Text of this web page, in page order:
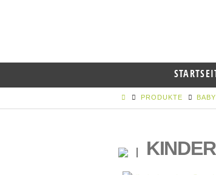
PRODUKTE